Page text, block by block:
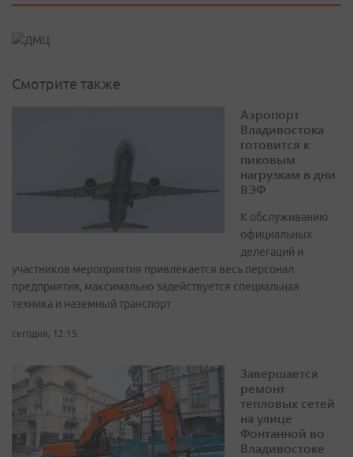
Смотрите также
Аэропорт
Владивостока
готовится к
пиковым
нагрузкам в дни
ВЭФ
К обслуживанию
официальных
делегаций и
участников мероприятия привлекается весь персонал
предприятия, максимально задействуется специальная
техника и наземный транспорт
сегодня, 12:15
Завершается
ремонт
тепловых сетей
на улице
Фонтанной во
Владивостоке